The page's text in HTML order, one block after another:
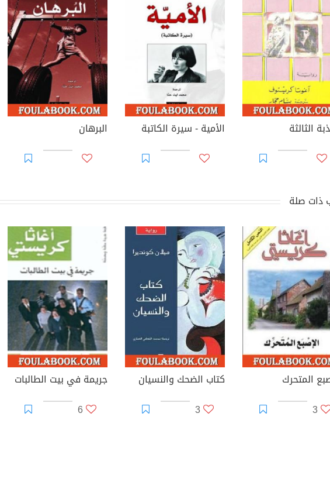
الثالثة الأمية - سيرة الكاتبة البرهان
ذات صلة
المتحرك
3
كتاب الضحك والنسيان
3
جريمة في بيت الطالبات
6